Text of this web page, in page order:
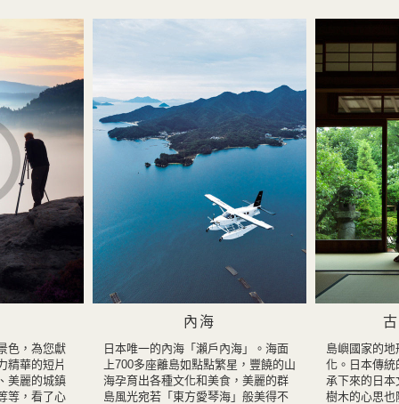
色，為您獻
精華的短片
美麗的城鎮
等，看了心
內海
日本唯一的內海「瀨戶內海」。海面
上700多座離島如點點繁星，豐饒的山
海孕育出各種文化和美食，美麗的群
島風光宛若「東方愛琴海」般美得不
島嶼國家的
化。日本傳統
承下來的日本
樹木的心思也